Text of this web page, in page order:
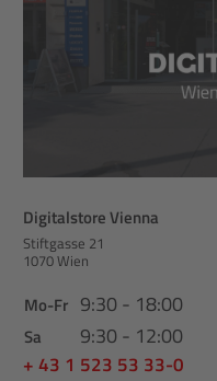
Digitalstore Vienna
Stiftgasse 21
1070 Wien
Mo-Fr 9:30 - 18:00
Sa 9:30 - 12:00
+ 43 1 523 53 33-0